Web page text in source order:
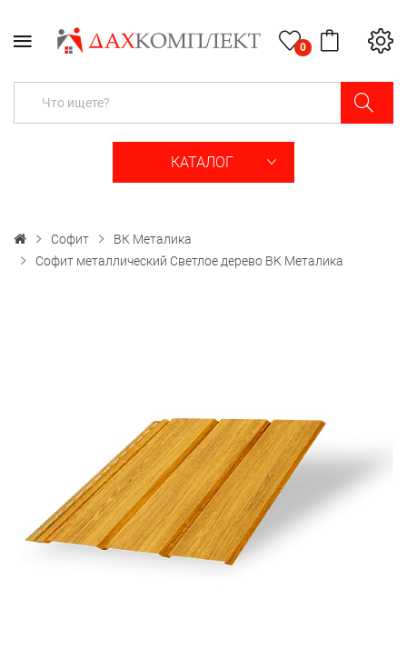
0
КАТАЛОГ
Софит
ВК Металика
Софит металлический Светлое дерево ВК Металика